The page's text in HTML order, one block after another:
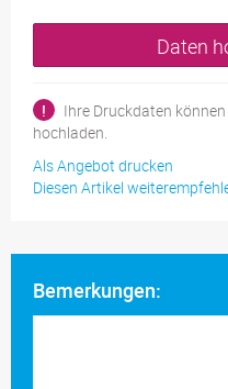
Daten
!
Ihre Druckdaten
hochladen.
Als Angebot drucken
Diesen Artikel
Bemerkungen: